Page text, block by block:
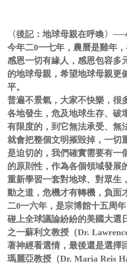
〈後記：地球母親在呼喚〉
今年二0一七年，農曆是雞年
感恩一切有緣人，感恩包容多
的地球母親，希望地球母親更
平。
普遍不景氣，大家不快樂，很
各地發生，危及地球生存、破
有限度的，到它無法承受、無
就會把整個文明摧毀掉，一切
是迫切的，我們確實需要有一
的原則性，作為各個領域發展
重新學習一套對地球、對眾生
動之道，危機才有轉機，負面
二0一六年，是宗博館十五周
碰上全球議論紛紛的美國大選
之一蘇利文教授（Dr.
著神經看選情，最後還是選擇
瑪麗亞教授（Dr. Maria Reis